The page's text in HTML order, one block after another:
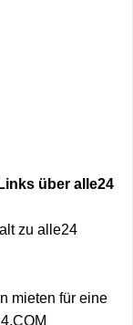
über alle24
zu alle24
mieten für eine